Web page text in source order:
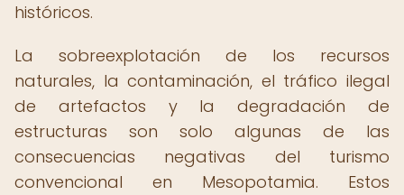
históricos.
La sobreexplotación de los recursos
naturales, la contaminación, el tráfico ilegal
de artefactos y la degradación de
estructuras son solo algunas de las
consecuencias negativas del turismo
convencional en Mesopotamia. Estos